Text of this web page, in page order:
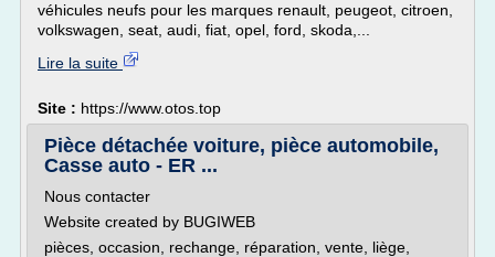
véhicules neufs pour les marques renault, peugeot, citroen,
volkswagen, seat, audi, fiat, opel, ford, skoda,...
Lire la suite
Site : https://www.otos.top
Pièce détachée voiture, pièce automobile,
Casse auto - ER ...
Nous contacter
Website created by BUGIWEB
pièces, occasion, rechange, réparation, vente, liège,